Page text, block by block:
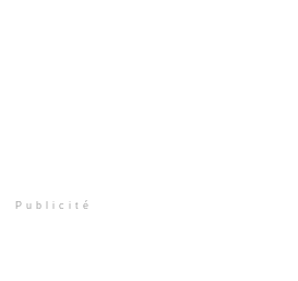
Publicité